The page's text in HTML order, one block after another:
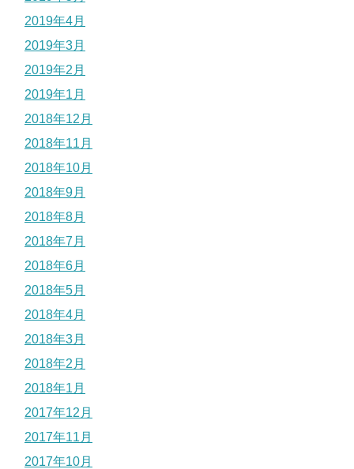
2019年4月
2019年3月
2019年2月
2019年1月
2018年12月
2018年11月
2018年10月
2018年9月
2018年8月
2018年7月
2018年6月
2018年5月
2018年4月
2018年3月
2018年2月
2018年1月
2017年12月
2017年11月
2017年10月